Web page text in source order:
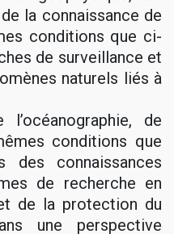
la connaissance de
conditions que ci-
de surveillance et
naturels liés à
de
conditions que
des connaissances
de recherche en
de la protection du
une perspective